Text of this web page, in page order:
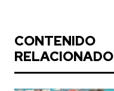
CONTENIDO
RELACIONADO